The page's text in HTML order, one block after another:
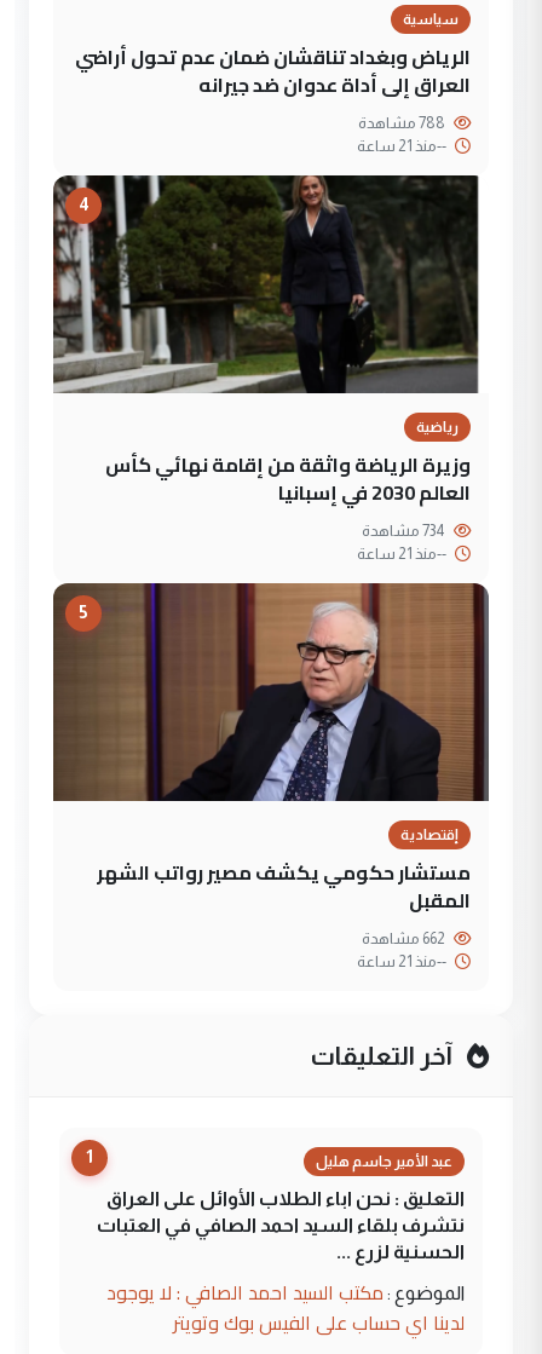
سياسية
الرياض وبغداد تناقشان ضمان عدم تحول أراضي
العراق إلى أداة عدوان ضد جيرانه
--منذ 21 ساعة
4
رياضية
وزيرة الرياضة واثقة من إقامة نهائي كأس
العالم 2030 في إسبانيا
--منذ 21 ساعة
5
إقتصادية
مستشار حكومي يكشف مصير رواتب الشهر
المقبل
--منذ 21 ساعة
آخر التعليقات
1 عبد الأمير جاسم هليل
التعليق : نحن اباء الطلاب الأوائل على العراق
نتشرف بلقاء السيد احمد الصافي في العتبات
الحسنية لزرع ...
الموضوع : مكتب السيد احمد الصافي : لا يوجود
لدينا اي حساب على الفيس بوك وتويتر